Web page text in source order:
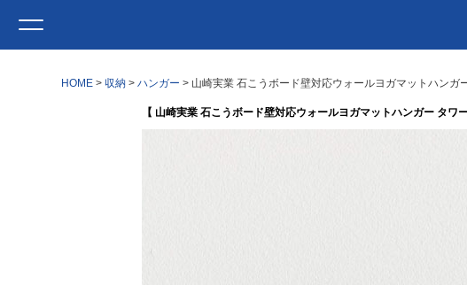
HOME 収納 ハンガー 山崎実業 石こうボード壁対応ウォールヨガマットハン
【 山崎実業 石こうボード壁対応ウォールヨガマットハンガー タワー